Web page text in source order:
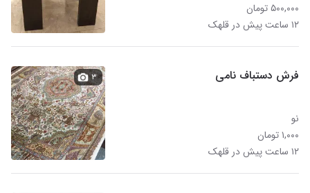
۵۰۰,۰۰۰ تومان
۱۲ ساعت پیش در قلهک
فرش دستباف نامی
نو
۱,۰۰۰ تومان
۱۲ ساعت پیش در قلهک
۳